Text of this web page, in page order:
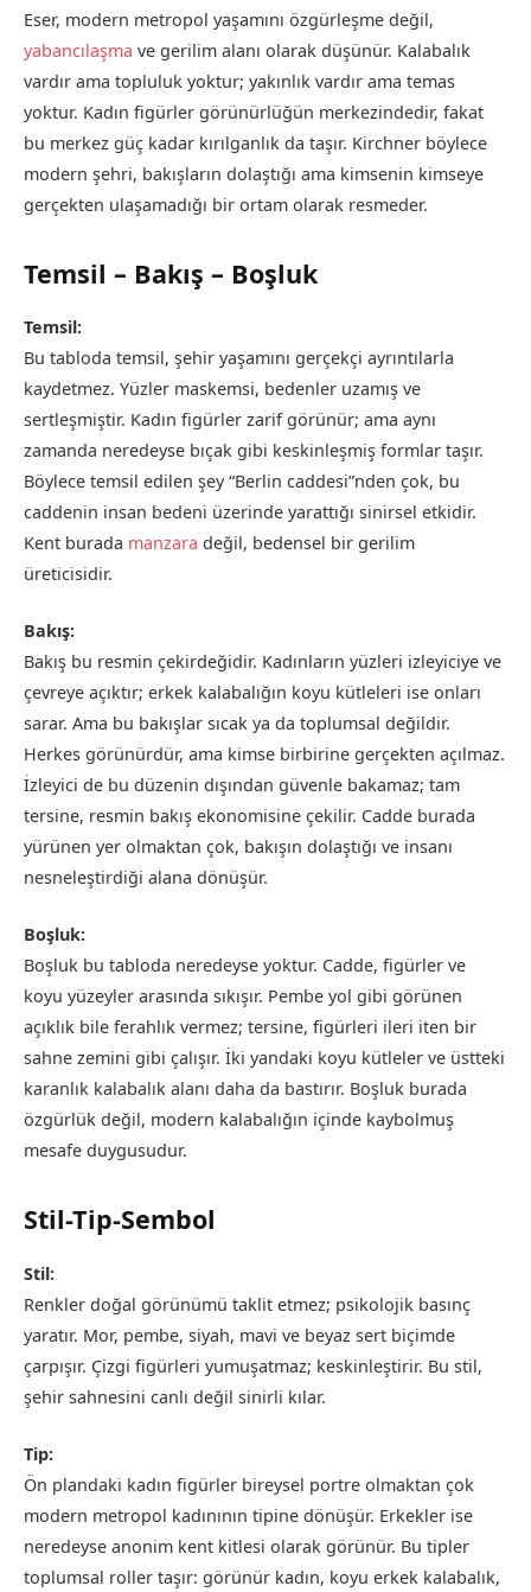
Eser, modern metropol yaşamını özgürleşme değil,
yabancılaşma ve gerilim alanı olarak düşünür. Kalabalık
vardır ama topluluk yoktur; yakınlık vardır ama temas
yoktur. Kadın figürler görünürlüğün merkezindedir, fakat
bu merkez güç kadar kırılganlık da taşır. Kirchner böylece
modern şehri, bakışların dolaştığı ama kimsenin kimseye
gerçekten ulaşamadığı bir ortam olarak resmeder.
Temsil – Bakış – Boşluk
Temsil:
Bu tabloda temsil, şehir yaşamını gerçekçi ayrıntılarla
kaydetmez. Yüzler maskemsi, bedenler uzamış ve
sertleşmiştir. Kadın figürler zarif görünür; ama aynı
zamanda neredeyse bıçak gibi keskinleşmiş formlar taşır.
Böylece temsil edilen şey “Berlin caddesi”nden çok, bu
caddenin insan bedeni üzerinde yarattığı sinirsel etkidir.
Kent burada manzara değil, bedensel bir gerilim
üreticisidir.
Bakış:
Bakış bu resmin çekirdeğidir. Kadınların yüzleri izleyiciye ve
çevreye açıktır; erkek kalabalığın koyu kütleleri ise onları
sarar. Ama bu bakışlar sıcak ya da toplumsal değildir.
Herkes görünürdür, ama kimse birbirine gerçekten açılmaz.
İzleyici de bu düzenin dışından güvenle bakamaz; tam
tersine, resmin bakış ekonomisine çekilir. Cadde burada
yürünen yer olmaktan çok, bakışın dolaştığı ve insanı
nesneleştirdiği alana dönüşür.
Boşluk:
Boşluk bu tabloda neredeyse yoktur. Cadde, figürler ve
koyu yüzeyler arasında sıkışır. Pembe yol gibi görünen
açıklık bile ferahlık vermez; tersine, figürleri ileri iten bir
sahne zemini gibi çalışır. İki yandaki koyu kütleler ve üstteki
karanlık kalabalık alanı daha da bastırır. Boşluk burada
özgürlük değil, modern kalabalığın içinde kaybolmuş
mesafe duygusudur.
Stil-Tip-Sembol
Stil:
Renkler doğal görünümü taklit etmez; psikolojik basınç
yaratır. Mor, pembe, siyah, mavi ve beyaz sert biçimde
çarpışır. Çizgi figürleri yumuşatmaz; keskinleştirir. Bu stil,
şehir sahnesini canlı değil sinirli kılar.
Tip:
Ön plandaki kadın figürler bireysel portre olmaktan çok
modern metropol kadınının tipine dönüşür. Erkekler ise
neredeyse anonim kent kitlesi olarak görünür. Bu tipler
toplumsal roller taşır: görünür kadın, koyu erkek kalabalık,